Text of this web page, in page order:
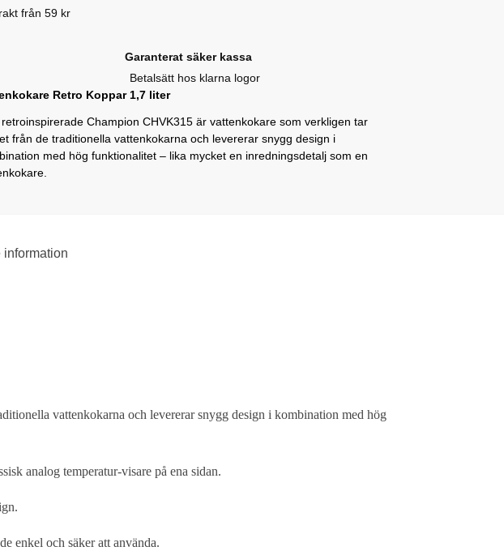
från 59 kr
Garanterat säker kassa
Retro Koppar 1,7 liter
retroinspirerade Champion CHVK315 är vattenkokare som verkligen tar
från de traditionella vattenkokarna och levererar snygg design i
med hög funktionalitet – lika mycket en inredningsdetalj som en
information
vattenkokarna och levererar snygg design i kombination med hög
analog temperatur-visare på ena sidan.
enkel och säker att använda.